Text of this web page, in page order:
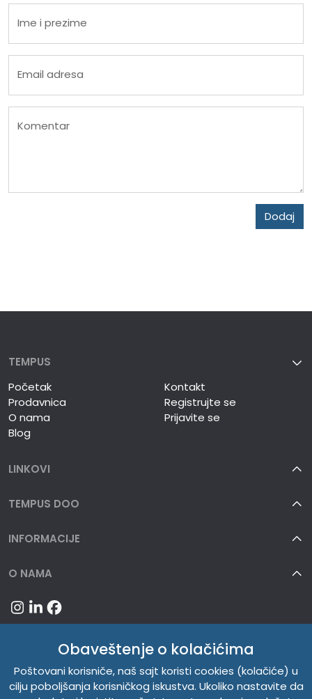
Ime i prezime
Email adresa
Komentar
Dodaj
TEMPUS
Početak
Prodavnica
O nama
Blog
Kontakt
Registrujte se
Prijavite se
LINKOVI
TEMPUS DOO
INFORMACIJE
O NAMA
Obaveštenje o kolačićima
Poštovani korisniče, naš sajt koristi cookies (kolačiće) u
cilju poboljšanja korisničkog iskustva. Ukoliko nastavite da